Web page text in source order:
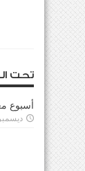
تحت
أسبوع
ديسمبر 11, 2023